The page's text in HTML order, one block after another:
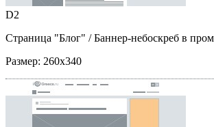
D2
Страница "Блог" / Баннер-небоскреб в
Размер: 260x340